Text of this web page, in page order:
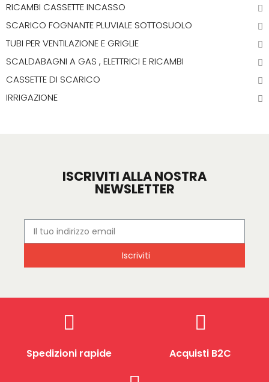
RICAMBI CASSETTE INCASSO
SCARICO FOGNANTE PLUVIALE SOTTOSUOLO
TUBI PER VENTILAZIONE E GRIGLIE
SCALDABAGNI A GAS , ELETTRICI E RICAMBI
CASSETTE DI SCARICO
IRRIGAZIONE
ISCRIVITI ALLA NOSTRA
NEWSLETTER
Iscriviti
Spedizioni rapide Acquisti B2C